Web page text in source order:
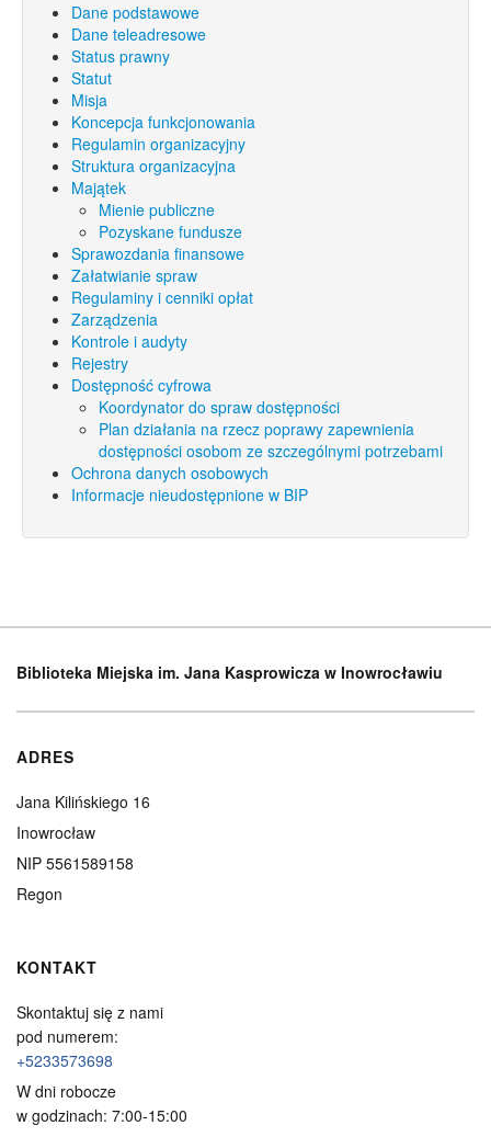
Dane podstawowe
Dane teleadresowe
Status prawny
Statut
Misja
Koncepcja funkcjonowania
Regulamin organizacyjny
Struktura organizacyjna
Majątek
Mienie publiczne
Pozyskane fundusze
Sprawozdania finansowe
Załatwianie spraw
Regulaminy i cenniki opłat
Zarządzenia
Kontrole i audyty
Rejestry
Dostępność cyfrowa
Koordynator do spraw dostępności
Plan działania na rzecz poprawy zapewnienia
dostępności osobom ze szczególnymi potrzebami
Ochrona danych osobowych
Informacje nieudostępnione w BIP
Biblioteka Miejska im. Jana Kasprowicza w Inowrocławiu
ADRES
Jana Kilińskiego 16
Inowrocław
NIP 5561589158
Regon
KONTAKT
Skontaktuj się z nami
pod numerem:
+5233573698
W dni robocze
w godzinach: 7:00-15:00